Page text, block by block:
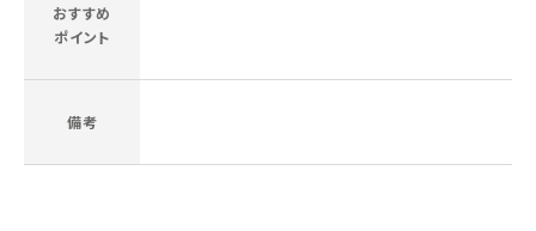
おすすめ
ポイント
備考